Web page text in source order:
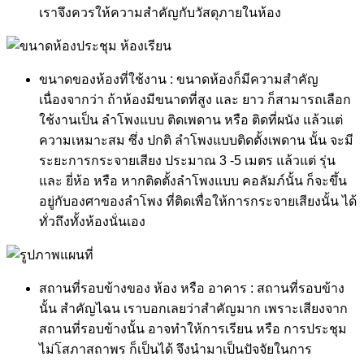
เราจึงควรให้ความสำคัญกับวัสดุภายในห้อง
ขนาดของห้องที่ใช้งาน : ขนาดห้องก็มีความสำคัญ
เนื่องจากว่า ถ้าห้องมีขนาดที่สูง และ ยาว ก็สามารถเลือก
ใช้งานเป็น ลำโพงแบบ ติดเพดาน หรือ ติดที่ผนัง แล้วแต่
ความเหมาะสม ซึ่ง ปกติ ลำโพงแบบติดตั้งเพดาน นั้น จะมี
ระยะการกระจายเสียง ประมาณ 3 -5 เมตร แล้วแต่ รุ่น
และ ยี่ห้อ หรือ หากติดตั้งลำโพงแบบ คอลัมภ์นั้น ก็จะขึ้น
อยู่กับองศาของลำโพง ที่ติดเพื่อให้การกระจายเสียงนั้น ได้
ทั่วถึงทั้งห้องนั่นเอง
สถานที่รอบข้างของ ห้อง หรือ อาคาร : สถานที่รอบข้าง
นั้น สำคัญไฉน เราบอกเลยว่าสำคัญมาก เพราะเสียงจาก
สถานที่รอบข้างนั้น อาจทำให้การเรียน หรือ การประชุม
ไม่โสภาสถาพร ก็เป็นได้ จึงนำมาเป็นปัจจัยในการ